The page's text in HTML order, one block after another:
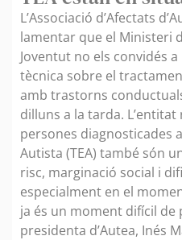
L’Associació d’Afectats
lamentar que el Ministeri
Joventut no els convidés
tècnica sobre el
amb trastorns
dilluns a la tarda.
persones diagnosticades
Autista (TEA) també són
risc, marginació social i
especialment en el
ja és un moment difícil de
presidenta d’Autea, Inés